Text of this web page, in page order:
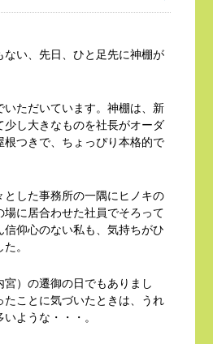
い、先日、ひと足先に神棚が
いただいています。神棚は、新
少し大きなものを社長がオーダ
根つきで、ちょっぴり本格的で
とした事務所の一隅にヒノキの
に居合わせた社員でそろって
仰心のない私も、気持ちがひ
。
）の遷御の日でもありまし
たことに気づいたときは、うれ
ような・・・。